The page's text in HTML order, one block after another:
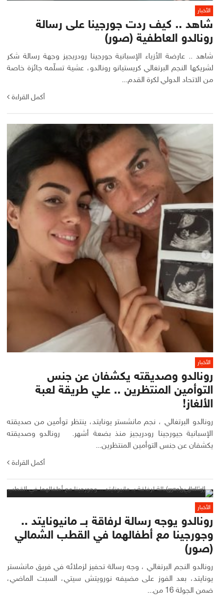
الأخبار
شاهد .. كيف ردت جورجينا على رسالة
رونالدو العاطفية (صور)
شاهد .. عارضة الأزياء الإسبانية جورجينا رودريجيز وجهة رسالة شكر
لشريكها النجم البرتغالي كريستيانو رونالدو، عشية تسلّمه جائزة خاصة
من الاتحاد الدولي لكرة القدم...
أكمل القراءة
الأخبار
رونالدو وصديقته يكشفان عن جنس
التوأمين المنتظرين .. علي طريقة لعبة
الألغاز!
رونالدو البرتغالي ، نجم مانشستر يونايتد، ينتظر توأمين من صديقته
الإسبانية جيورجينا رودريجيز منذ بضعة أشهر. رونالدو وصديقته
يكشفان عن جنس التوأمين المنتظرين...
أكمل القراءة
الأخبار
رونالدو يوجه رسالة لرفاقة بــ مانيونايتد ..
وجورجينا مع أطفالهما في القطب الشمالي
(صور)
رونالدو النجم البرتغالي ، وجه رسالة تحفيز لزملائه في فريق مانشستر
يونايتد، بعد الفوز على مضيفه نورويتش سيتي، السبت الماضي،
ضمن الجولة 16 من...